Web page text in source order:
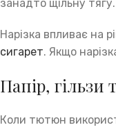
занадто щільну
Нарізка впливає на
сигарет. Якщо
Папір,
Коли тютюн